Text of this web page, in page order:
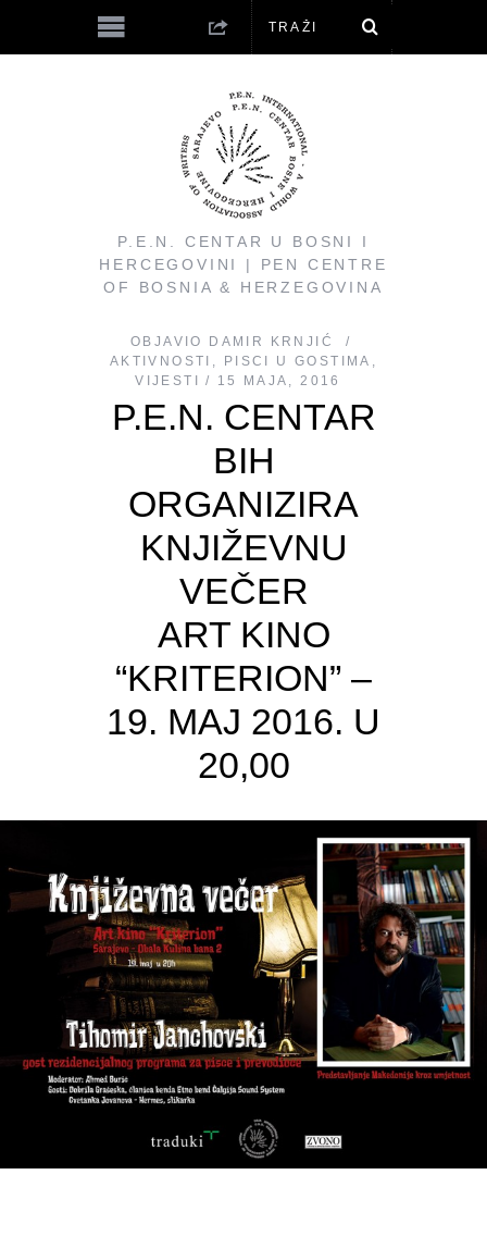
P.E.N. CENTAR U BOSNI I
HERCEGOVINI | PEN CENTRE
OF BOSNIA & HERZEGOVINA
OBJAVIO
DAMIR KRNJIĆ
AKTIVNOSTI , PISCI U GOSTIMA ,
VIJESTI
15 MAJA, 2016
P.E.N. CENTAR
BIH
ORGANIZIRA
KNJIŽEVNU
VEČER
ART KINO
“KRITERION” –
19. MAJ 2016. U
20,00